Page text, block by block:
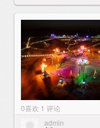
0喜欢 1 评论
admin